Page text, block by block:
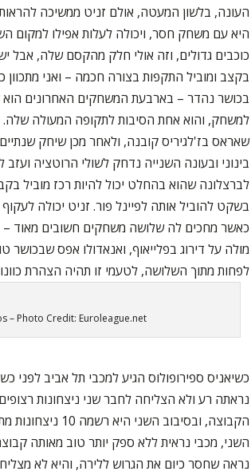
היא עם משחק חסר, ויכולה לעלות אפילו למקום
כוכבים גדולים, וזה אולי חלק מהקסם שלה, אבל
בקצב ומוביל התקפות בצורה חכמה – ואני מתכוון
למשחק, והוא אחת הסיבות לתקופה המעולה שלה.
שאראס בז'לגיריס קובנה, ולאחר מכן שיחק
בינוני ובעונה השנייה נדחק לשולי הרוטציה ועזב
לברצלונה שהוא בהחלט יכול להיות רכז מוביל
בשקט להוביל אותה לפיינל פור. זניט יכולה
כאשר מחכים לה שלושה משחקים חשובים מאוד –
מולה על דירוג בפלייאוף, ואנאדולו אפס
לפחות מתוך השלושה, לטעמי זו תהיה הצהרת
– Photo Credit: Euroleague.net
כשיאניס ספירופולוס הגיע למכבי תל אביב לפני
נראתה רע ולא הצליחה לחבר שני ניצחונות
השני, מכבי נראית ללא ספק יותר טוב מאותה
נראה שחסר כיום את הגרוש ללירה, והיא לא